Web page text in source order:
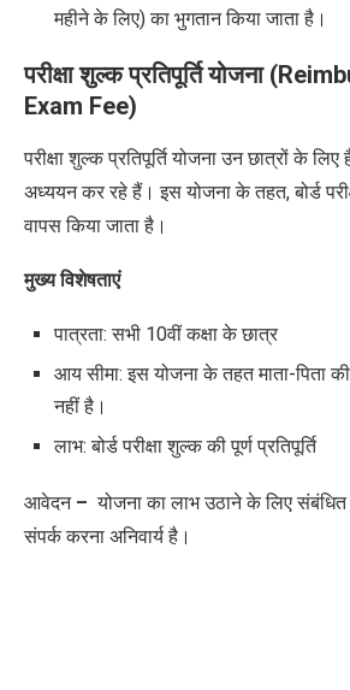
महीने के लिए) का भुगतान किया जाता है।
परीक्षा शुल्क प्रतिपूर्ति योजना
Exam Fee)
परीक्षा शुल्क प्रतिपूर्ति योजना उन छात्रों के लिए
अध्ययन कर रहे हैं। इस योजना के तहत, बोर्ड
वापस किया जाता है।
मुख्य विशेषताएं
पात्रता: सभी 10वीं कक्षा के छात्र
आय सीमा: इस योजना के तहत माता-पिता
नहीं है।
लाभ: बोर्ड परीक्षा शुल्क की पूर्ण प्रतिपूर्ति
आवेदन– योजना का लाभ उठाने के लिए संबंधित
संपर्क करना अनिवार्य है।